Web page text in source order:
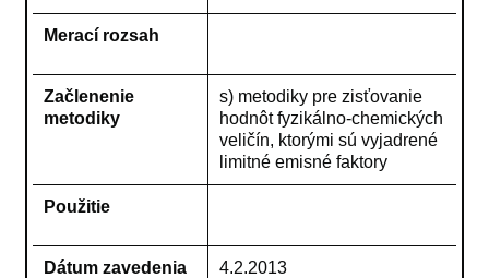
Merací rozsah
Začlenenie
metodiky
s) metodiky pre zisťovanie
hodnôt fyzikálno-chemických
veličín, ktorými sú vyjadrené
limitné emisné faktory
Použitie
Dátum zavedenia
4.2.2013